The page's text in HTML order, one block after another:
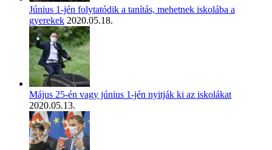
Június 1-jén folytatódik a tanítás, mehetnek iskolába a
gyerekek 2020.05.18.
Május 25-én vagy június 1-jén nyitják ki az iskolákat
2020.05.13.